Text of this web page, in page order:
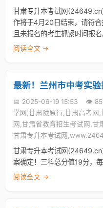
甘肃专升本考试网
作将于4月20日结束，请符
且未报名的考生抓紧时间报名
阅读全文 →
最新！兰州市中考实
📅 2025-06-19 15:53 👁️
学网,甘肃陇原行,甘肃高考网
网,甘肃省教育招生考试网,甘
甘肃专升本考试网
甘肃专升本考试网
案确定！三科总分值19分，
阅读全文 →